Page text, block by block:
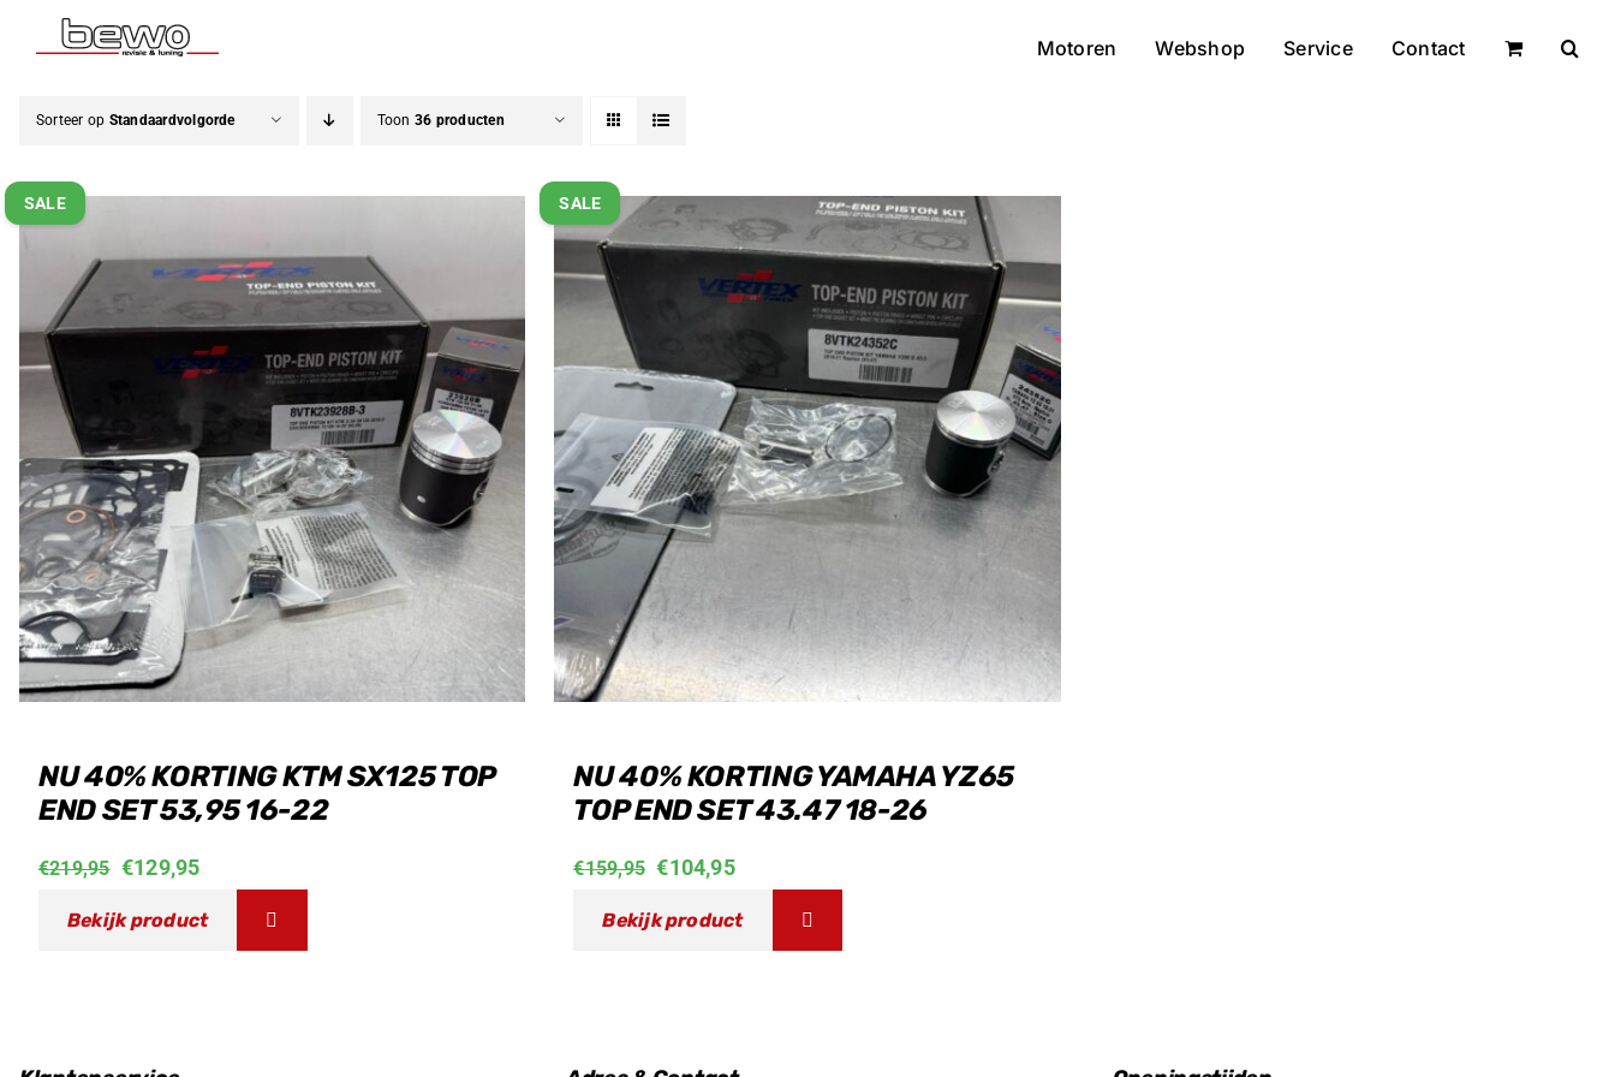
naar
Motoren Webshop Service Contact
Sorteer op Standaardvolgorde Toon 36 producten
SALE
NU 40% KORTING KTM SX125 TOP
END SET 53,95 16-22
€219,95 Oorspronkelijke
prijs
€129,95Huidige
prijs
Bekijk product
SALE
NU 40% KORTING YAMAHA YZ65
TOP END SET 43.47 18-26
€159,95 Oorspronkelijke
prijs
€104,95Huidige
prijs
Bekijk product